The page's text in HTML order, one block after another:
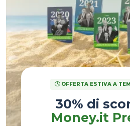
OFFERTA ESTIVA A
30% di
Money.it